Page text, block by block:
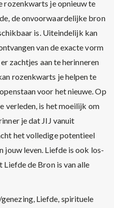
rozenkwarts je opnieuw te
de onvoorwaardelijke bron
is. Uiteindelijk kan
van de exacte vorm
zachtjes aan te herinneren
rozenkwarts je helpen te
voor het nieuwe. Op
verleden, is het moeilijk om
je dat JIJ vanuit
het volledige potentieel
jouw leven. Liefde is ook los-
Liefde de Bron is van alle
Liefde, spirituele